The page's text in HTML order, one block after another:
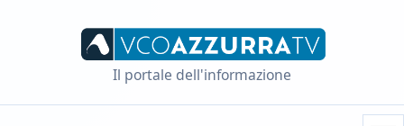
Il portale dell'informazione